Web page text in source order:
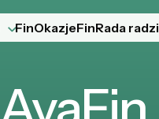
FinOkazjeFinRada radzi